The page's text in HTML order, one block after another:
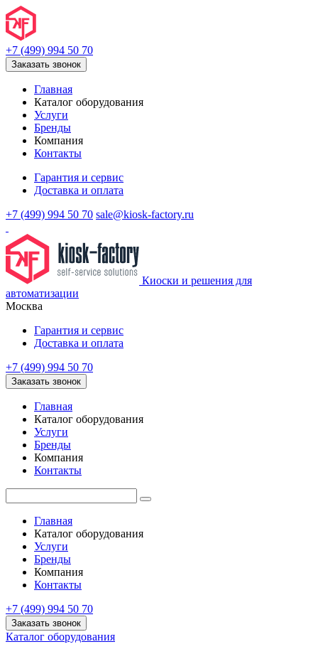
+7 (499) 994 50 70
Заказать звонок
Главная
Каталог оборудования
Услуги
Бренды
Компания
Контакты
Гарантия и сервис
Доставка и оплата
+7 (499) 994 50 70 sale@kiosk-factory.ru
Киоски и решения для
автоматизации
Москва
Гарантия и сервис
Доставка и оплата
+7 (499) 994 50 70
Заказать звонок
Главная
Каталог оборудования
Услуги
Бренды
Компания
Контакты
Главная
Каталог оборудования
Услуги
Бренды
Компания
Контакты
+7 (499) 994 50 70
Заказать звонок
Каталог оборудования